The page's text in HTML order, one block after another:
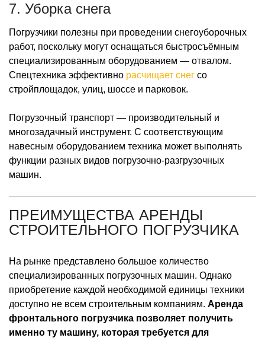
7. Уборка снега
Погрузчики полезны при проведении снегоуборочных
работ, поскольку могут оснащаться быстросъёмным
специализированным оборудованием — отвалом.
Спецтехника эффективно расчищает снег со
стройплощадок, улиц, шоссе и парковок.
Погрузочный транспорт — производительный и
многозадачный инструмент. С соответствующим
навесным оборудованием техника может выполнять
функции разных видов погрузочно-разгрузочных
машин.
ПРЕИМУЩЕСТВА АРЕНДЫ
СТРОИТЕЛЬНОГО ПОГРУЗЧИКА
На рынке представлено большое количество
специализированных погрузочных машин. Однако
приобретение каждой необходимой единицы техники
доступно не всем строительным компаниям. Аренда
фронтального погрузчика позволяет получить
именно ту машину, которая требуется для